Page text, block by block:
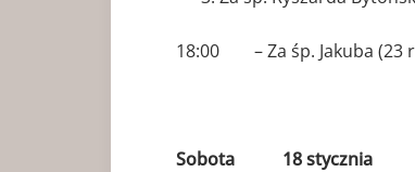
18:00 – Za śp. Jakuba (23
Sobota 18 stycznia